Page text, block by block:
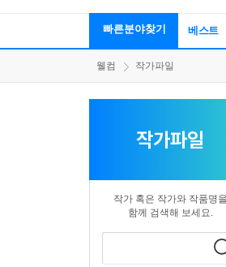
빠른분야찾기 베스트
웰컴 작가파일
작가파일
작가 혹은 작가와 작품명을
함께 검색해 보세요.